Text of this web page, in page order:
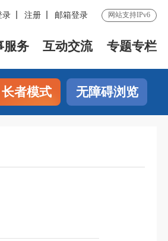
录 注册 邮箱登录 网站支持IPv6
服务 互动交流 专题专栏
长者模式 无障碍浏览